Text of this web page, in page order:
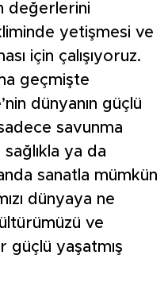
değerlerini
yetişmesi ve
için çalışıyoruz.
geçmişte
dünyanın güçlü
savunma
ya da
sanatla mümkün
dünyaya ne
ve
güçlü yaşatmış